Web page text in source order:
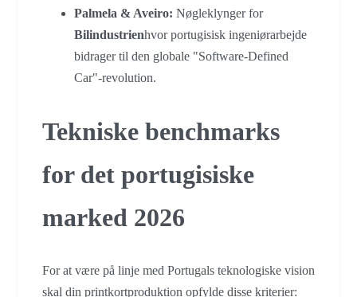
Palmela & Aveiro: Nøgleklynger for
Bilindustrienhvor portugisisk ingeniørarbejde
bidrager til den globale "Software-Defined
Car"-revolution.
Tekniske benchmarks
for det portugisiske
marked 2026
For at være på linje med Portugals teknologiske vision
skal din printkortproduktion opfylde disse kriterier: